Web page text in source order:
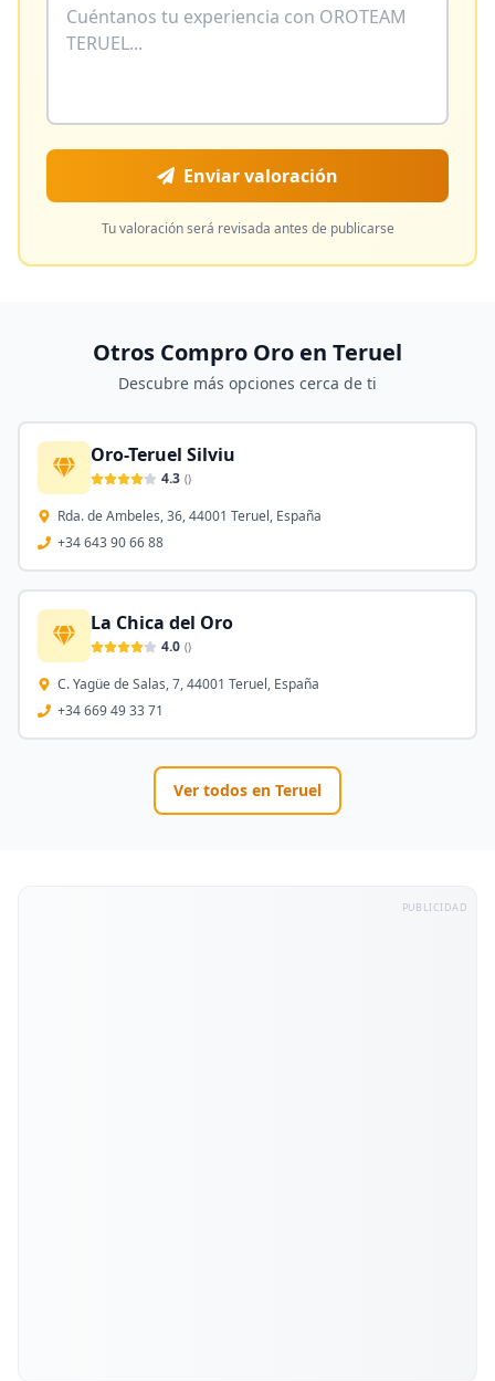
Enviar valoración
Tu valoración será revisada antes de publicarse
Otros Compro Oro en Teruel
Descubre más opciones cerca de ti
Oro-Teruel Silviu
4.3 ()
Rda. de Ambeles, 36, 44001 Teruel, España
+34 643 90 66 88
La Chica del Oro
4.0 ()
C. Yagüe de Salas, 7, 44001 Teruel, España
+34 669 49 33 71
Ver todos en Teruel
PUBLICIDAD